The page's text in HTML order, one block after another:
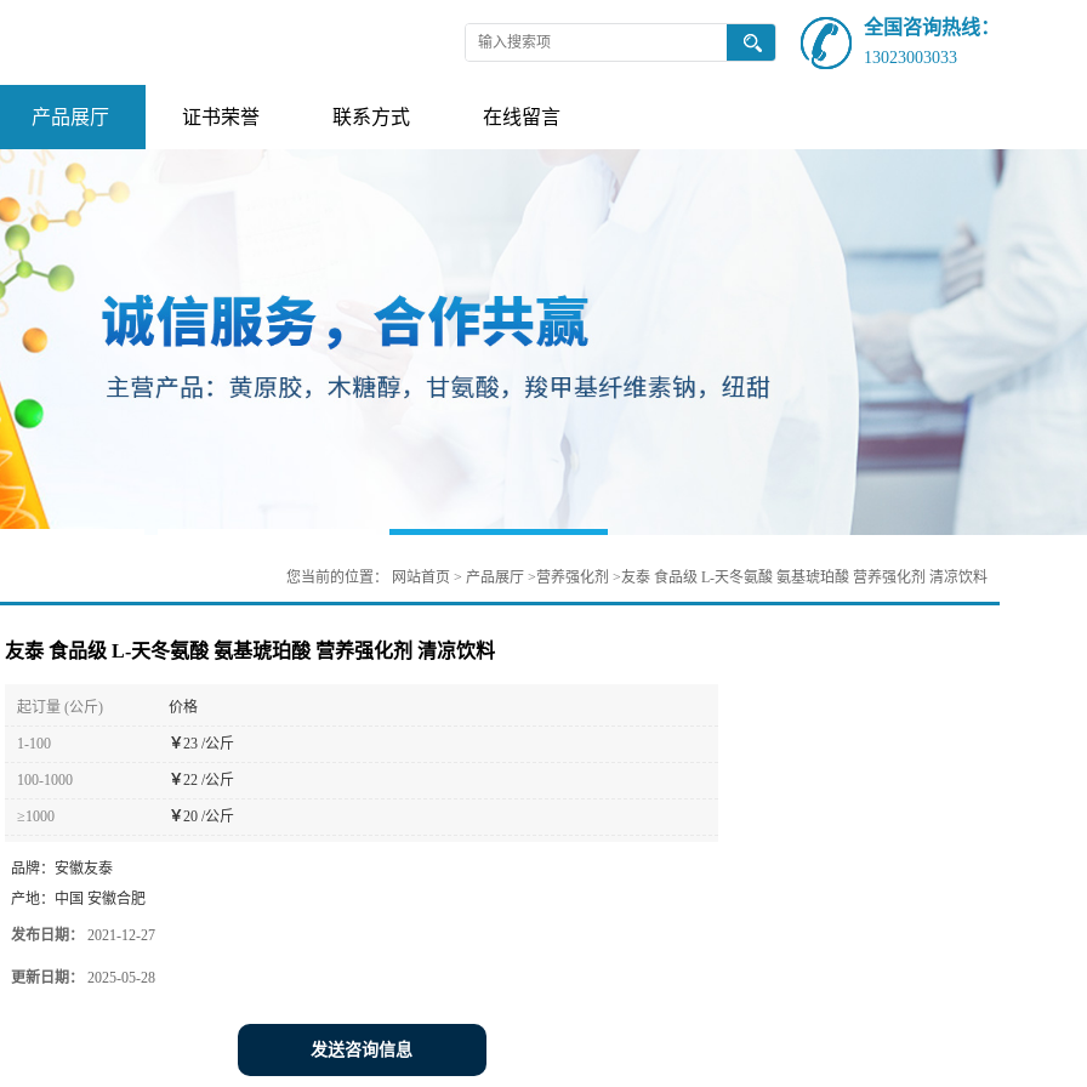
全国咨询热线：
13023003033
产品展厅 证书荣誉 联系方式 在线留言
您当前的位置： 网站首页 > 产品展厅 >营养强化剂 >友泰 食品级 L-天冬氨酸 氨基琥珀酸 营养强化剂 清凉饮料
友泰 食品级 L-天冬氨酸 氨基琥珀酸 营养强化剂 清凉饮料
起订量 (公斤) 价格
1-100 ￥23 /公斤
100-1000 ￥22 /公斤
≥1000 ￥20 /公斤
品牌： 安徽友泰
产地： 中国 安徽合肥
发布日期： 2021-12-27
更新日期： 2025-05-28
发送咨询信息